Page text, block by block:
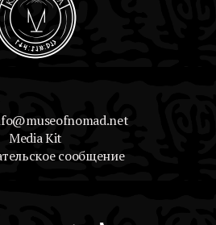
Media Kit
сообщение